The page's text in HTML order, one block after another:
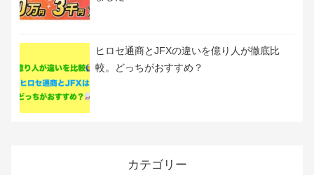
買を提案オートセレクトが新登場！リリース
記念キャンペーン開催！